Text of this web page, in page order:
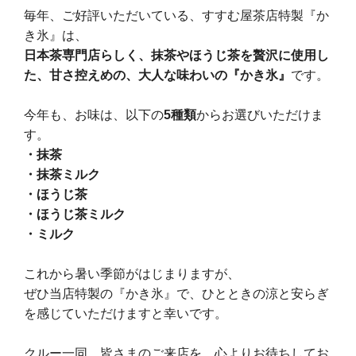
毎年、ご好評いただいている、すすむ屋茶店特製『か
き氷』は、
日本茶専門店らしく、抹茶やほうじ茶を贅沢に使用し
た、甘さ控えめの、大人な味わいの『かき氷』 です。
今年も、お味は、以下の5種類からお選びいただけま
す。
・抹茶
・抹茶ミルク
・ほうじ茶
・ほうじ茶ミルク
・ミルク
これから暑い季節がはじまりますが、
ぜひ当店特製の『かき氷』で、ひとときの涼と安らぎ
を感じていただけますと幸いです。